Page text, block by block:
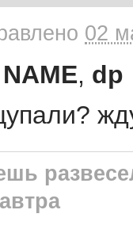
02
, dp